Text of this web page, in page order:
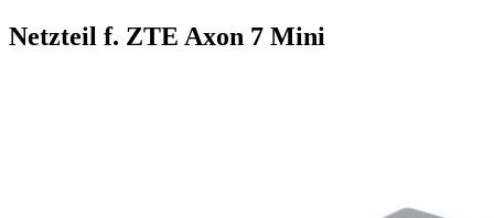
Netzteil f. ZTE Axon 7 Mini